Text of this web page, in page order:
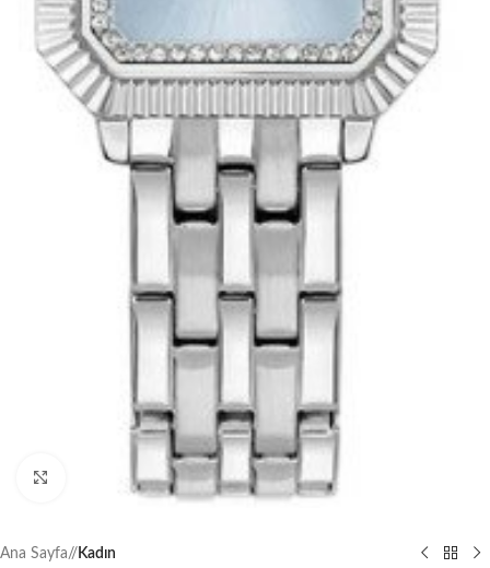
Büyütmek için tıklayın
Ana Sayfa/ Kadın